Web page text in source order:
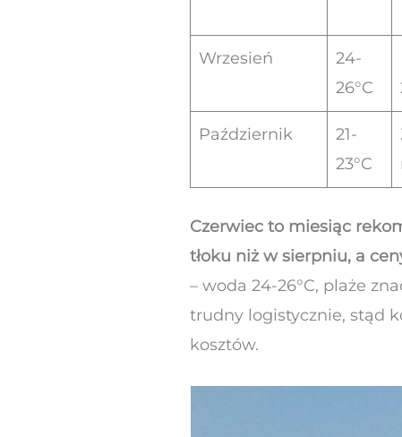
Wrzesień
24-
26°C
Październik
21-
23°C
Czerwiec to miesiąc
tłoku niż w sierpniu, a
– woda 24-26°C, plaże
trudny logistycznie, stąd
kosztów.